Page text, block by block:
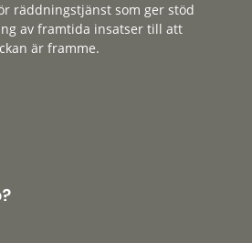
räddningstjänst som ger stöd
av framtida insatser till att
är framme.